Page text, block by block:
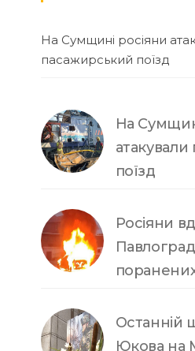
На Сумщині росіяни
пасажирський поїзд
На
поїзд
Росіяни
Останній
Юкова на